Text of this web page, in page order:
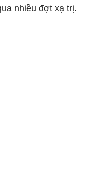
nhiều đợt xạ trị.